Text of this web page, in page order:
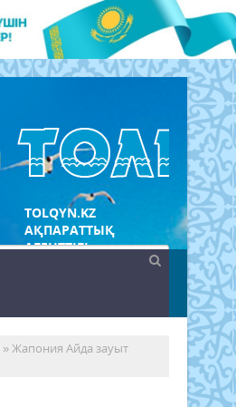
TOLQYN.KZ
АҚПАРАТТЫҚ
АГЕНТТІГІ
» Жапония Айда зауыт